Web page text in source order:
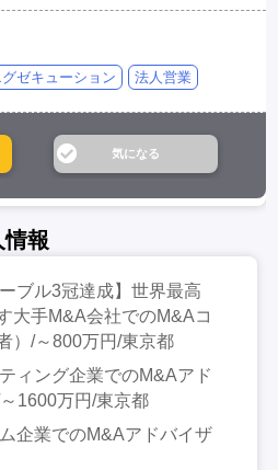
グゼキューション 法人営業
情報
ブル3冠達成】世界最高
大手M&A会社でのM&Aコ
）/～800万円/東京都
ィング企業でのM&Aアド
1600万円/東京都
企業でのM&Aアドバイザ